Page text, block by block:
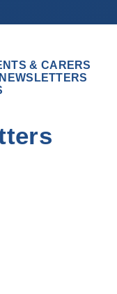
& CARERS